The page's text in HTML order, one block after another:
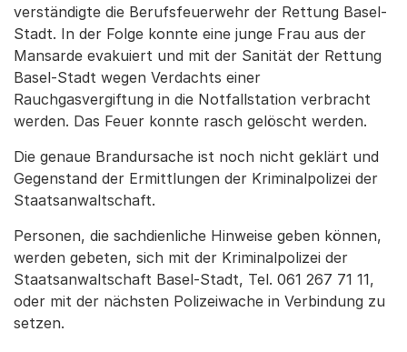
verständigte die Berufsfeuerwehr der Rettung Basel-
Stadt. In der Folge konnte eine junge Frau aus der
Mansarde evakuiert und mit der Sanität der Rettung
Basel-Stadt wegen Verdachts einer
Rauchgasvergiftung in die Notfallstation verbracht
werden. Das Feuer konnte rasch gelöscht werden.
Die genaue Brandursache ist noch nicht geklärt und
Gegenstand der Ermittlungen der Kriminalpolizei der
Staatsanwaltschaft.
Personen, die sachdienliche Hinweise geben können,
werden gebeten, sich mit der Kriminalpolizei der
Staatsanwaltschaft Basel-Stadt, Tel. 061 267 71 11,
oder mit der nächsten Polizeiwache in Verbindung zu
setzen.